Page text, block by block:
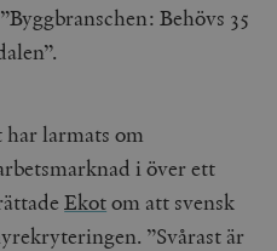
Behövs 35
larmats om
i över ett
Ekotom att svensk
”Svårast är